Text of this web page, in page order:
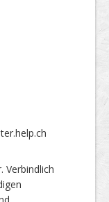
Verbindlich